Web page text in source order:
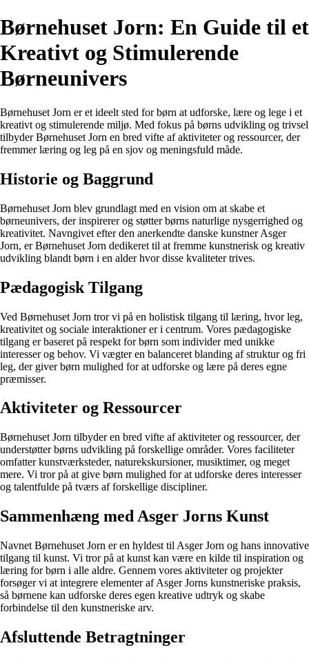
Børnehuset Jorn: En Guide til et
Kreativt og Stimulerende
Børneunivers
Børnehuset Jorn er et ideelt sted for børn at udforske, lære og lege i et
kreativt og stimulerende miljø. Med fokus på børns udvikling og trivsel
tilbyder Børnehuset Jorn en bred vifte af aktiviteter og ressourcer, der
fremmer læring og leg på en sjov og meningsfuld måde.
Historie og Baggrund
Børnehuset Jorn blev grundlagt med en vision om at skabe et
børneunivers, der inspirerer og støtter børns naturlige nysgerrighed og
kreativitet. Navngivet efter den anerkendte danske kunstner Asger
Jorn, er Børnehuset Jorn dedikeret til at fremme kunstnerisk og kreativ
udvikling blandt børn i en alder hvor disse kvaliteter trives.
Pædagogisk Tilgang
Ved Børnehuset Jorn tror vi på en holistisk tilgang til læring, hvor leg,
kreativitet og sociale interaktioner er i centrum. Vores pædagogiske
tilgang er baseret på respekt for børn som individer med unikke
interesser og behov. Vi vægter en balanceret blanding af struktur og fri
leg, der giver børn mulighed for at udforske og lære på deres egne
præmisser.
Aktiviteter og Ressourcer
Børnehuset Jorn tilbyder en bred vifte af aktiviteter og ressourcer, der
understøtter børns udvikling på forskellige områder. Vores faciliteter
omfatter kunstværksteder, naturekskursioner, musiktimer, og meget
mere. Vi tror på at give børn mulighed for at udforske deres interesser
og talentfulde på tværs af forskellige discipliner.
Sammenhæng med Asger Jorns Kunst
Navnet Børnehuset Jorn er en hyldest til Asger Jorn og hans innovative
tilgang til kunst. Vi tror på at kunst kan være en kilde til inspiration og
læring for børn i alle aldre. Gennem vores aktiviteter og projekter
forsøger vi at integrere elementer af Asger Jorns kunstneriske praksis,
så børnene kan udforske deres egen kreative udtryk og skabe
forbindelse til den kunstneriske arv.
Afsluttende Betragtninger